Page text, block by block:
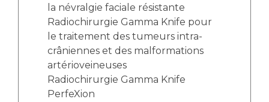
la névralgie faciale résistante
Radiochirurgie Gamma Knife pour
le traitement des tumeurs intra-
crâniennes et des malformations
artérioveineuses
Radiochirurgie Gamma Knife
PerfeXion